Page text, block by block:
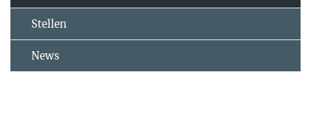
Stellen
News